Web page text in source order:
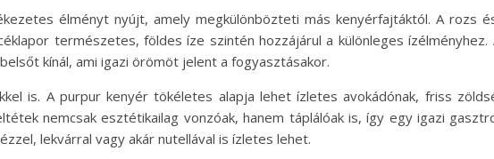
élményt nyújt, amely megkülönbözteti más kenyérfajtáktól. A rozs
természetes, földes íze szintén hozzájárul a különleges
kínál, ami igazi örömöt jelent a fogyasztásakor.
is. A purpur kenyér tökéletes alapja lehet ízletes avokádónak, friss
nemcsak esztétikailag vonzóak, hanem táplálóak is, így egy igazi
lekvárral vagy akár nutellával is ízletes lehet.